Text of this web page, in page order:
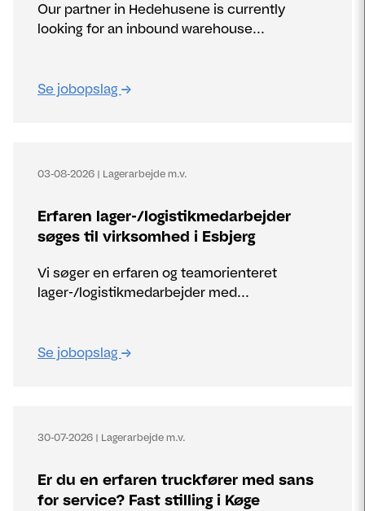
Our partner in Hedehusene is currently
looking for an inbound warehouse...
Se jobopslag
03-08-2026 | Lagerarbejde m.v.
Erfaren lager-/logistikmedarbejder
søges til virksomhed i Esbjerg
Vi søger en erfaren og teamorienteret
lager-/logistikmedarbejder med...
Se jobopslag
30-07-2026 | Lagerarbejde m.v.
Er du en erfaren truckfører med sans
for service? Fast stilling i Køge